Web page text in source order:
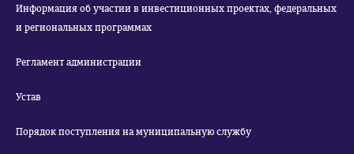
Информация об участии в инвестиционных проектах, федеральных
и региональных программах
Регламент администрации
Устав
Порядок поступления на муниципальную службу